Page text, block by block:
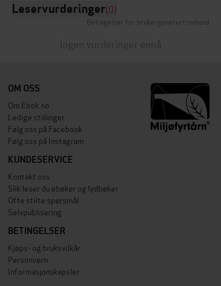
Leservurderinger(0)
Betingelser for brukergenerert innhold
Ingen vurderinger ennå
OM OSS
Om Ebok.no
Ledige stillinger
Følg oss på Facebook
Følg oss på Instagram
KUNDESERVICE
Kontakt oss
Slik leser du ebøker og lydbøker
Ofte stilte spørsmål
Selvpublisering
BETINGELSER
Kjøps- og bruksvilkår
Personvern
Informasjonskapsler